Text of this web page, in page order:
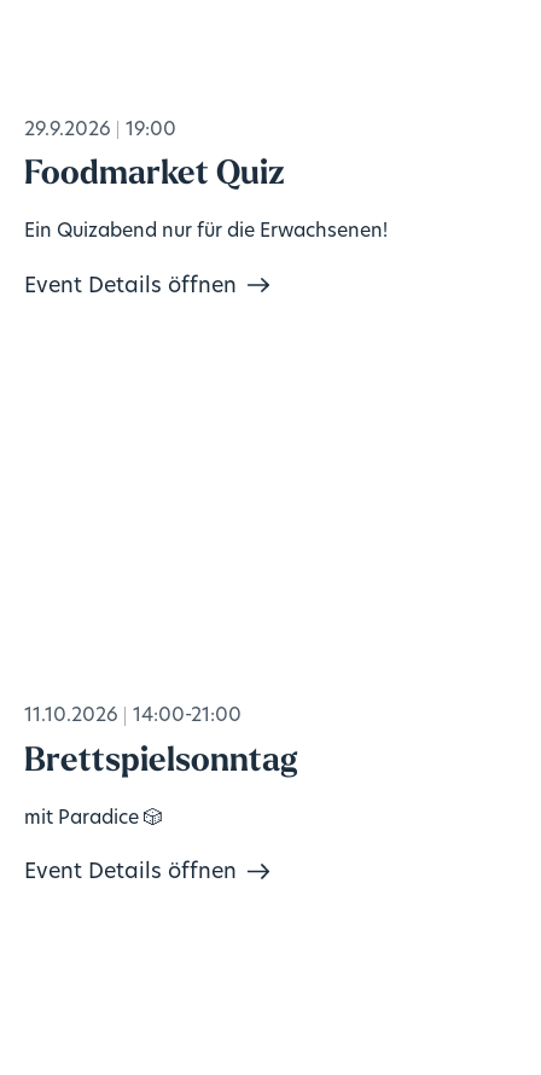
29.9.2026 19:00
Foodmarket Quiz
Ein Quizabend nur für die Erwachsenen!
Event Details öffnen
11.10.2026 14:00-21:00
Brettspielsonntag
mit Paradice 🎲
Event Details öffnen